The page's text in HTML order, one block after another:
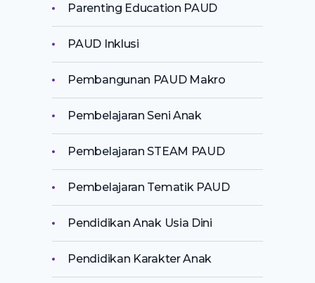
Parenting Education PAUD
PAUD Inklusi
Pembangunan PAUD Makro
Pembelajaran Seni Anak
Pembelajaran STEAM PAUD
Pembelajaran Tematik PAUD
Pendidikan Anak Usia Dini
Pendidikan Karakter Anak